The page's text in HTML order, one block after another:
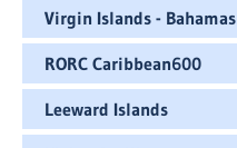
Virgin Islands - Bahamas
RORC Caribbean600
Leeward Islands